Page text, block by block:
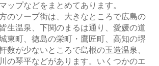
ップなどをまとめてあります。
のソープ街は、大きなところで広島の
生温泉、下関のまるは通り、愛媛の道
東町、徳島の栄町・鷹匠町、高知の堺
数が少ないところで島根の玉造温泉、
の琴平などがあります。いくつかのエ